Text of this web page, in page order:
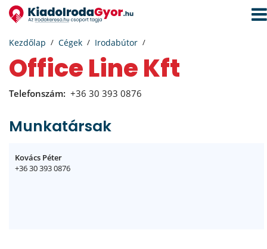
Kezdőlap Cégek Irodabútor
Office Line Kft
Telefonszám: +36 30 393 0876
Munkatársak
Kovács Péter
+36 30 393 0876